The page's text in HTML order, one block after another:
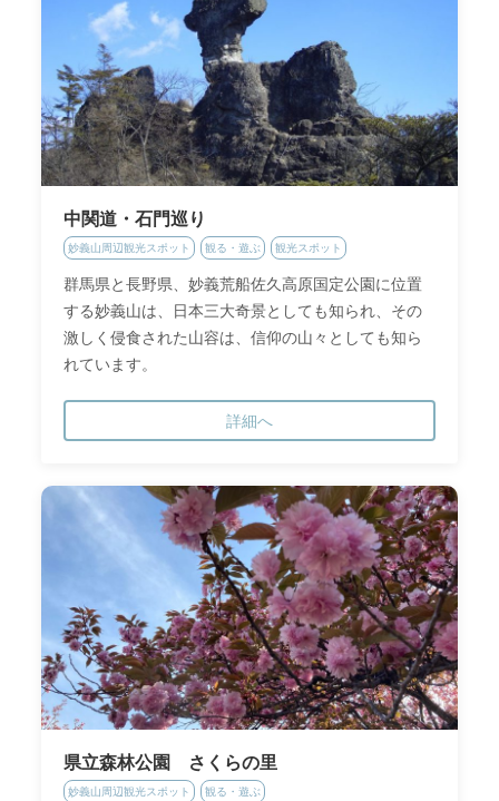
中関道・石門巡り
妙義山周辺観光スポット 観る・遊ぶ 観光スポット
群馬県と長野県、妙義荒船佐久高原国定公園に位置
する妙義山は、日本三大奇景としても知られ、その
激しく侵食された山容は、信仰の山々としても知ら
れています。
詳細へ
県立森林公園 さくらの里
妙義山周辺観光スポット 観る・遊ぶ